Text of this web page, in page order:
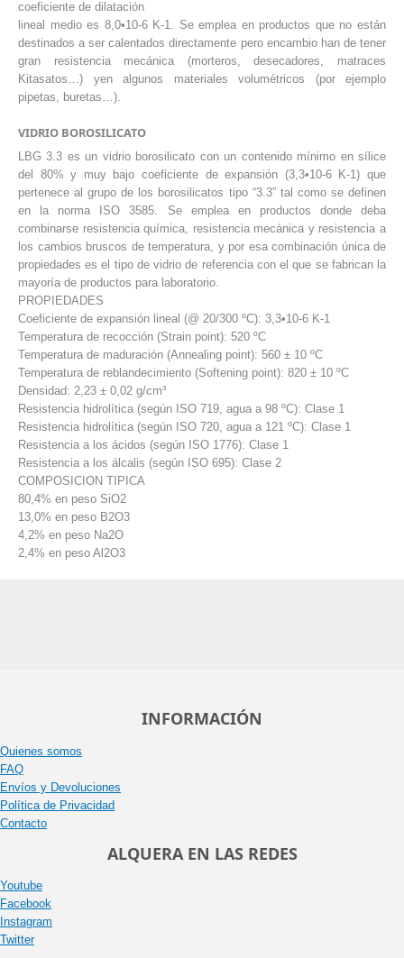
coeficiente de dilatación
lineal medio es 8,0•10-6 K-1. Se emplea en productos que no están
destinados a ser calentados directamente pero encambio han de tener
gran resistencia mecánica (morteros, desecadores, matraces
Kitasatos…) yen algunos materiales volumétricos (por ejemplo
pipetas, buretas…).
VIDRIO BOROSILICATO
LBG 3.3 es un vidrio borosilicato con un contenido mínimo en sílice
del 80% y muy bajo coeficiente de expansión (3,3•10-6 K-1) que
pertenece al grupo de los borosilicatos tipo “3.3” tal como se definen
en la norma ISO 3585. Se emplea en productos donde deba
combinarse resistencia química, resistencia mecánica y resistencia a
los cambios bruscos de temperatura, y por esa combinación única de
propiedades es el tipo de vidrio de referencia con el que se fabrican la
mayoría de productos para laboratorio.
PROPIEDADES
Coeficiente de expansión lineal (@ 20/300 ºC): 3,3•10-6 K-1
Temperatura de recocción (Strain point): 520 ºC
Temperatura de maduración (Annealing point): 560 ± 10 ºC
Temperatura de reblandecimiento (Softening point): 820 ± 10 ºC
Densidad: 2,23 ± 0,02 g/cm³
Resistencia hidrolítica (según ISO 719, agua a 98 ºC): Clase 1
Resistencia hidrolítica (según ISO 720, agua a 121 ºC): Clase 1
Resistencia a los ácidos (según ISO 1776): Clase 1
Resistencia a los álcalis (según ISO 695): Clase 2
COMPOSICION TIPICA
80,4% en peso SiO2
13,0% en peso B2O3
4,2% en peso Na2O
2,4% en peso Al2O3
INFORMACIÓN
Quienes somos
FAQ
Envíos y Devoluciones
Política de Privacidad
Contacto
ALQUERA EN LAS REDES
Youtube
Facebook
Instagram
Twitter